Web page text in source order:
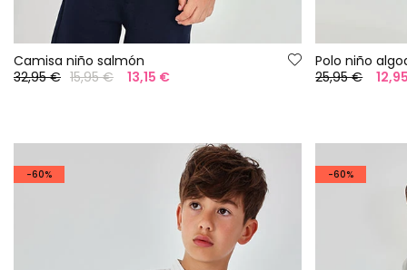
Camisa niño salmón
32,95 € 15,95 € 13,15 €
Polo niño
25,95 €
-60% -60%